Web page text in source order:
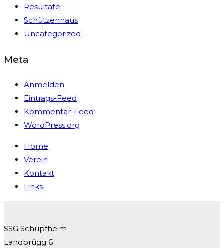
Resultate
Schützenhaus
Uncategorized
Meta
Anmelden
Eintrags-Feed
Kommentar-Feed
WordPress.org
Home
Verein
Kontakt
Links
SSG Schüpfheim
Landbrügg 6